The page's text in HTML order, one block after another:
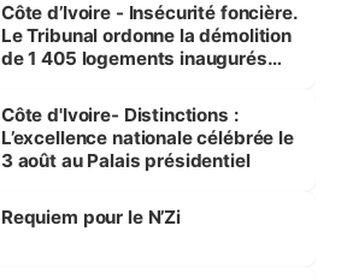
Côte d’Ivoire - Insécurité foncière.
Le Tribunal ordonne la démolition
de 1 405 logements inaugurés
Bassam
Côte d'Ivoire- Distinctions :
L’excellence nationale célébrée le
3 août au Palais présidentiel
Requiem pour le N’Zi